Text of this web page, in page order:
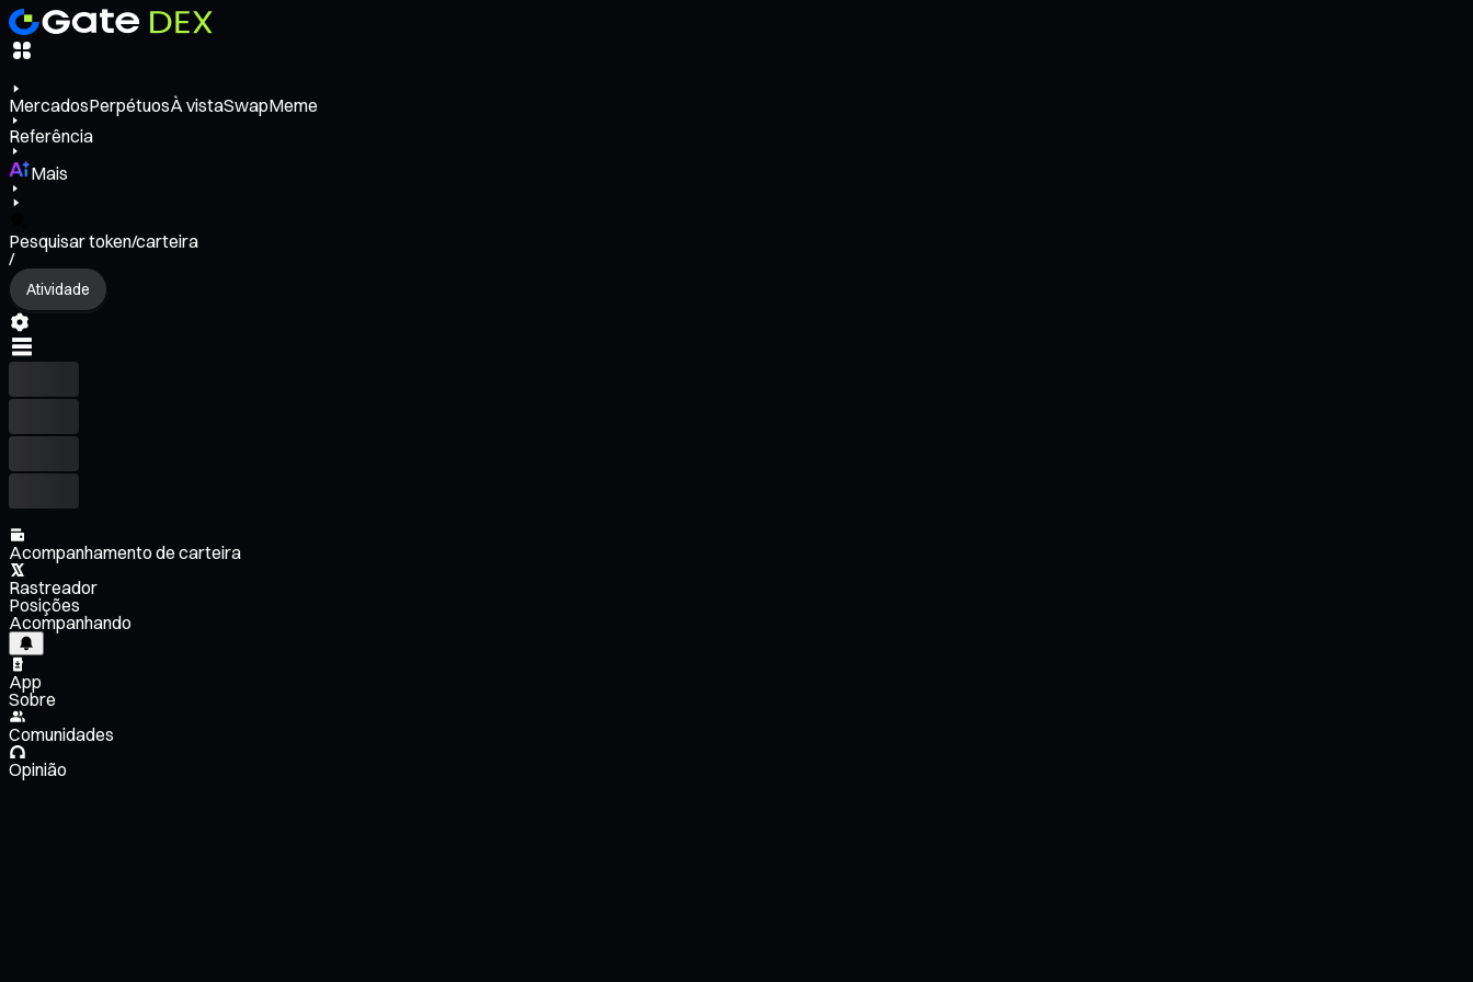
MercadosPerpétuosÀ vistaSwapMeme
Referência
Mais
Pesquisar token/carteira
/
Atividade
Acompanhamento de carteira
Rastreador
Posições
Acompanhando
App
Sobre
Comunidades
Opinião